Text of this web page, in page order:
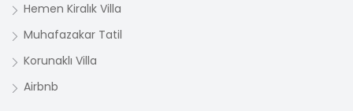
Hemen Kiralık Villa
Muhafazakar Tatil
Korunaklı Villa
Airbnb